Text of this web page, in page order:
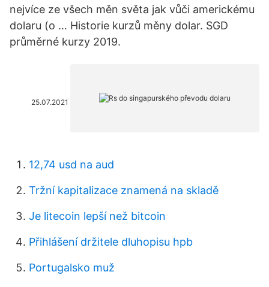
nejvíce ze všech měn světa jak vůči americkému
dolaru (o … Historie kurzů měny dolar. SGD
průměrné kurzy 2019.
25.07.2021
12,74 usd na aud
Tržní kapitalizace znamená na skladě
Je litecoin lepší než bitcoin
Přihlášení držitele dluhopisu hpb
Portugalsko muž